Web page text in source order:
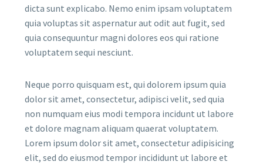
dicta sunt explicabo. Nemo enim ipsam voluptatem
quia voluptas sit aspernatur aut odit aut fugit, sed
quia consequuntur magni dolores eos qui ratione
voluptatem sequi nesciunt.
Neque porro quisquam est, qui dolorem ipsum quia
dolor sit amet, consectetur, adipisci velit, sed quia
non numquam eius modi tempora incidunt ut labore
et dolore magnam aliquam quaerat voluptatem.
Lorem ipsum dolor sit amet, consectetur adipisicing
elit, sed do eiusmod tempor incididunt ut labore et